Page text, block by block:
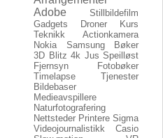
Adobe
Stillbildefilm
Gadgets
Droner
Kurs
Teknikk
Actionkamera
Nokia
Samsung
Bøker
3D Blitz 4k Jus Speilløst
Fjernsyn
Fotobøker
Timelapse
Tjenester
Bildebaser
Medieavspillere
Naturfotografering
Nettsteder Printere Sigma
Videojournalistikk
Casio